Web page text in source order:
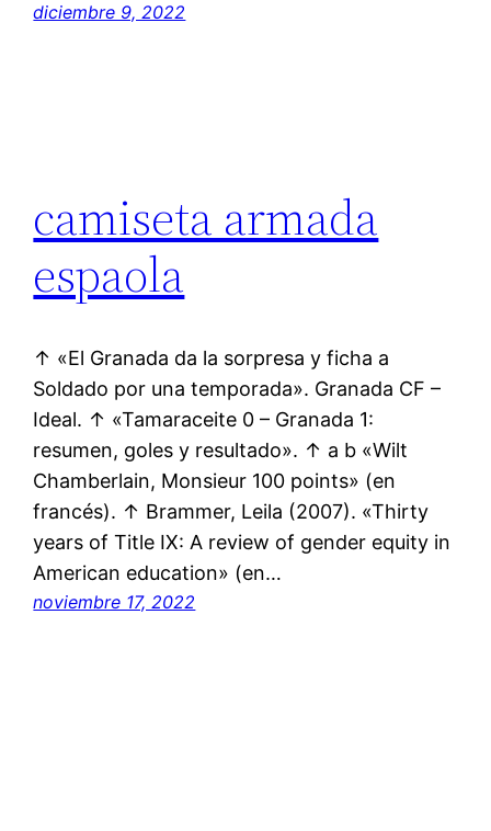
diciembre 9, 2022
camiseta armada
espaola
↑ «El Granada da la sorpresa y ficha a
Soldado por una temporada». Granada CF –
Ideal. ↑ «Tamaraceite 0 – Granada 1:
resumen, goles y resultado». ↑ a b «Wilt
Chamberlain, Monsieur 100 points» (en
francés). ↑ Brammer, Leila (2007). «Thirty
years of Title IX: A review of gender equity in
American education» (en…
noviembre 17, 2022